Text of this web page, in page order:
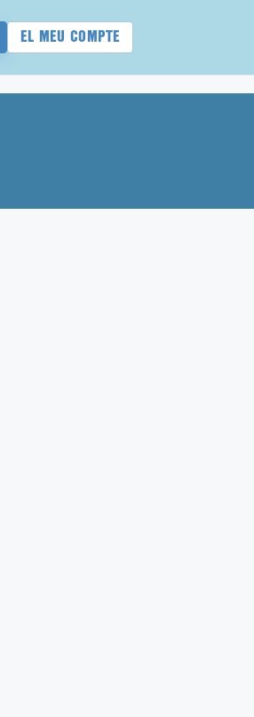
EL MEU COMPTE